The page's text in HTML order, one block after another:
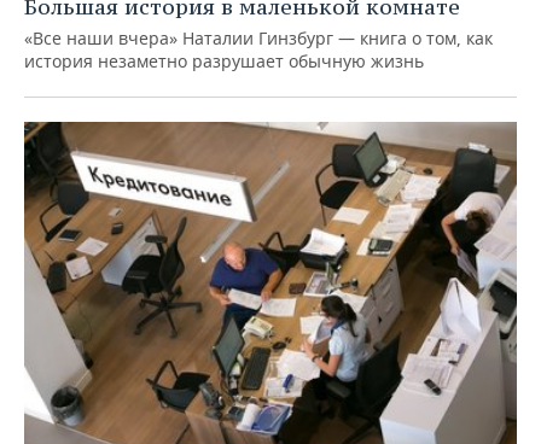
Большая история в маленькой комнате
«Все наши вчера» Наталии Гинзбург — книга о том, как
история незаметно разрушает обычную жизнь